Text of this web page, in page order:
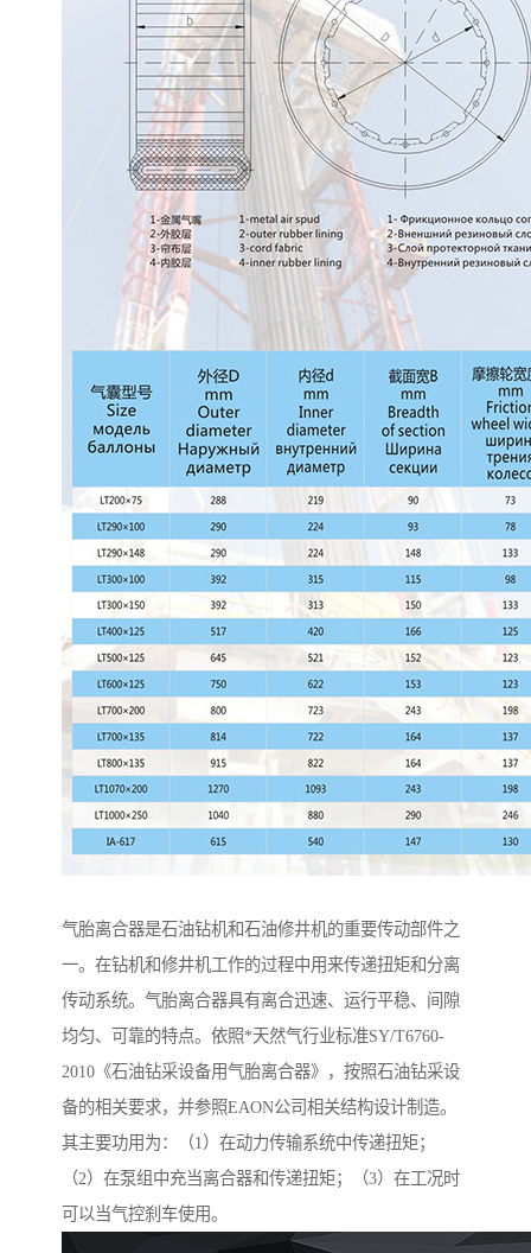
气胎离合器是石油钻机和石油修井机的重要传动部件之
一。在钻机和修井机工作的过程中用来传递扭矩和分离
传动系统。气胎离合器具有离合迅速、运行平稳、间隙
均匀、可靠的特点。依照*天然气行业标准SY/T6760-
2010《石油钻采设备用气胎离合器》，按照石油钻采设
备的相关要求，并参照EAON公司相关结构设计制造。
其主要功用为：（1）在动力传输系统中传递扭矩；
（2）在泵组中充当离合器和传递扭矩；（3）在工况时
可以当气控刹车使用。